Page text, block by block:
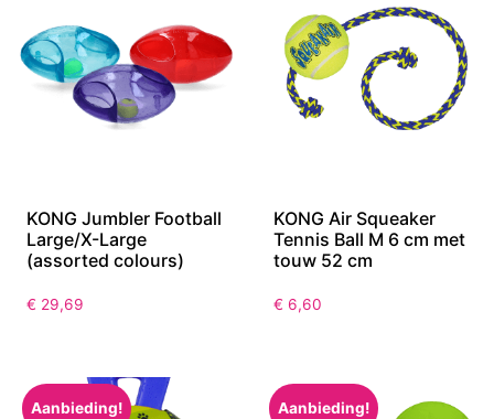
KONG Jumbler Football
Large/X-Large
(assorted colours)
€ 29,69
KONG Air Squeaker
Tennis Ball M 6 cm met
touw 52 cm
€ 6,60
Aanbieding! Aanbieding!